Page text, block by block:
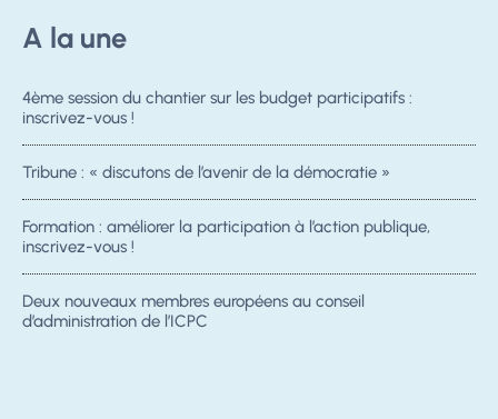
A la une
4ème session du chantier sur les budget participatifs :
inscrivez-vous !
Tribune : « discutons de l’avenir de la démocratie »
Formation : améliorer la participation à l’action publique,
inscrivez-vous !
Deux nouveaux membres européens au conseil
d’administration de l’ICPC